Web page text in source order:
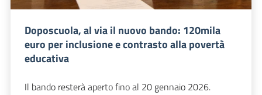
Doposcuola, al via il nuovo bando: 120mila
euro per inclusione e contrasto alla povertà
educativa
Il bando resterà aperto fino al 20 gennaio 2026.